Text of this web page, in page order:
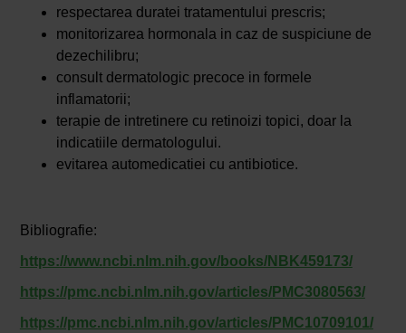
respectarea duratei tratamentului prescris;
monitorizarea hormonala in caz de suspiciune de
dezechilibru;
consult dermatologic precoce in formele
inflamatorii;
terapie de intretinere cu retinoizi topici, doar la
indicatiile dermatologului.
evitarea automedicatiei cu antibiotice.
Bibliografie:
https://www.ncbi.nlm.nih.gov/books/NBK459173/
https://pmc.ncbi.nlm.nih.gov/articles/PMC3080563/
https://pmc.ncbi.nlm.nih.gov/articles/PMC10709101/